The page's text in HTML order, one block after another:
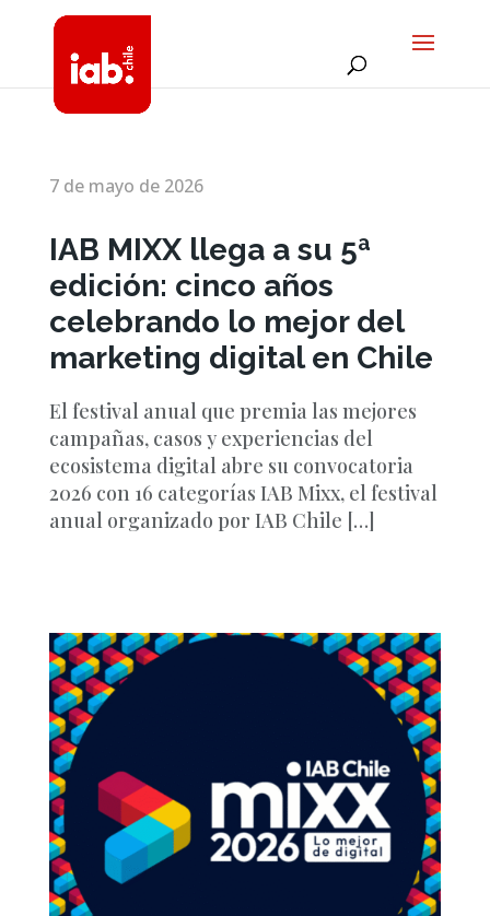
7 de mayo de 2026
IAB MIXX llega a su 5ª
edición: cinco años
celebrando lo mejor del
marketing digital en Chile
El festival anual que premia las mejores
campañas, casos y experiencias del
ecosistema digital abre su convocatoria
2026 con 16 categorías IAB Mixx, el festival
anual organizado por IAB Chile […]